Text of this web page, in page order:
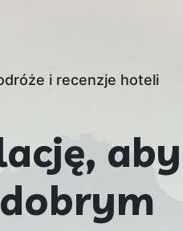
i recenzje hoteli
aby